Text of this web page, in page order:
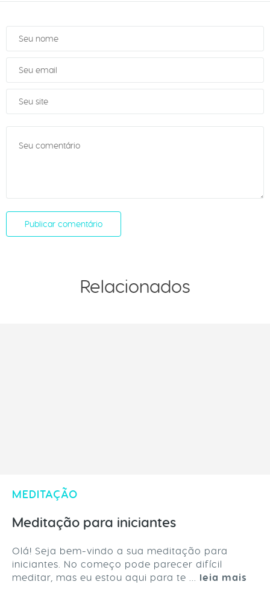
Relacionados
MEDITAÇÃO
Meditação para iniciantes
Olá! Seja bem-vindo a sua meditação para
iniciantes. No começo pode parecer difícil
meditar, mas eu estou aqui para te ... leia mais